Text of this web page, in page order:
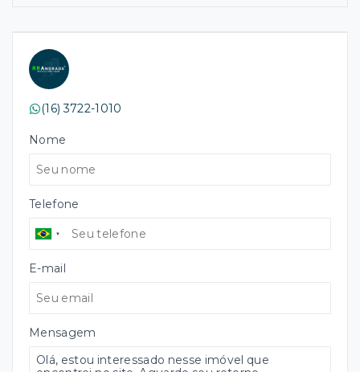
(16) 3722-1010
Nome
Telefone
E-mail
Mensagem